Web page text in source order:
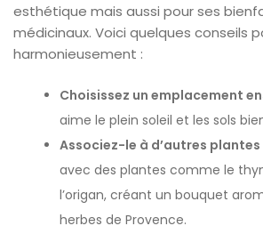
esthétique mais aussi pour ses
médicinaux. Voici quelques conseils
harmonieusement :
Choisissez un emplacement
aime le plein soleil et les sols
Associez-le à d’autres plantes
avec des plantes comme le
l’origan, créant un bouquet
herbes de Provence.